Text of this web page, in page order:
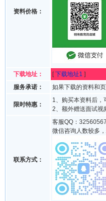
资料价格：
下载地址：
[下载地址1 ]
服务承诺：
如果下载的资料和
限时特惠：
1、购买本资料后，
2、额外赠送面试视
联系方式：
客服QQ：
微信咨询人数较多